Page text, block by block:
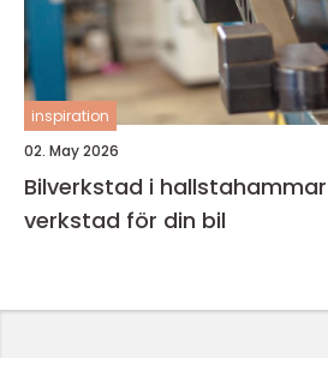
inspiration
02. May 2026
Bilverkstad i
verkstad för din bil